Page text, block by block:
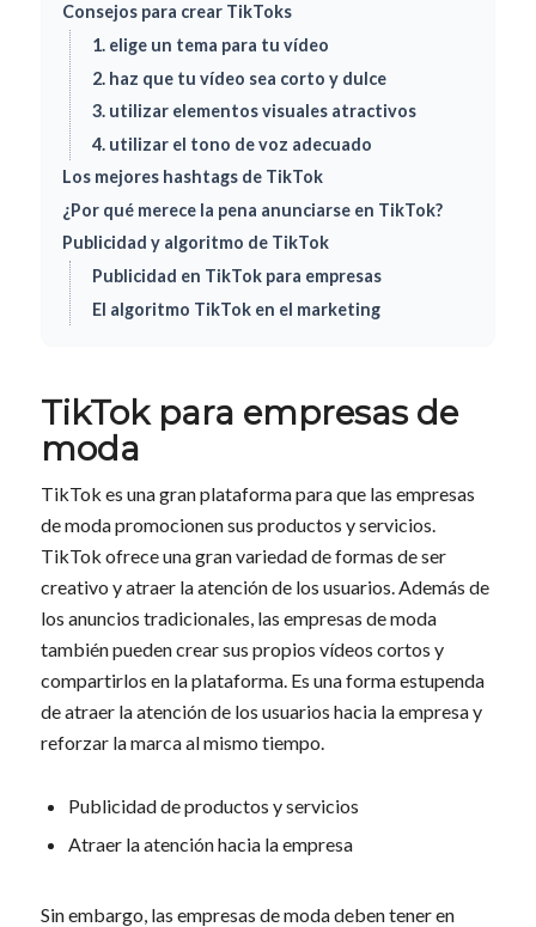
Consejos para crear TikToks
1. elige un tema para tu vídeo
2. haz que tu vídeo sea corto y dulce
3. utilizar elementos visuales atractivos
4. utilizar el tono de voz adecuado
Los mejores hashtags de TikTok
¿Por qué merece la pena anunciarse en TikTok?
Publicidad y algoritmo de TikTok
Publicidad en TikTok para empresas
El algoritmo TikTok en el marketing
TikTok para empresas de
moda
TikTok es una gran plataforma para que las empresas
de moda promocionen sus productos y servicios.
TikTok ofrece una gran variedad de formas de ser
creativo y atraer la atención de los usuarios. Además de
los anuncios tradicionales, las empresas de moda
también pueden crear sus propios vídeos cortos y
compartirlos en la plataforma. Es una forma estupenda
de atraer la atención de los usuarios hacia la empresa y
reforzar la marca al mismo tiempo.
Publicidad de productos y servicios
Atraer la atención hacia la empresa
Sin embargo, las empresas de moda deben tener en